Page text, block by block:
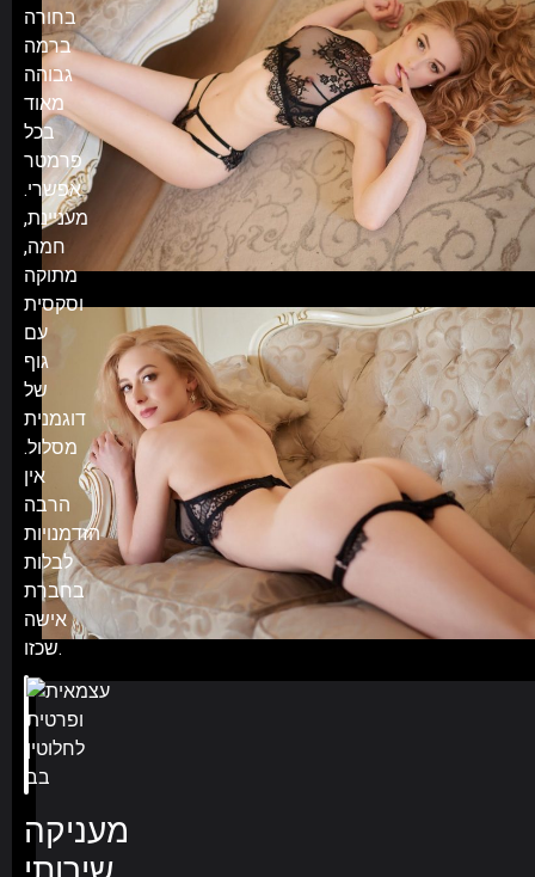
בחורה
ברמה
גבוהה
מאוד
בכל
פרמטר
אפשרי.
מעניינת,
חמה,
מתוקה
וסקסית
עם
גוף
של
דוגמנית
מסלול.
אין
הרבה
הזדמנויות
לבלות
בחברת
אישה
שכזו.
מעניקה